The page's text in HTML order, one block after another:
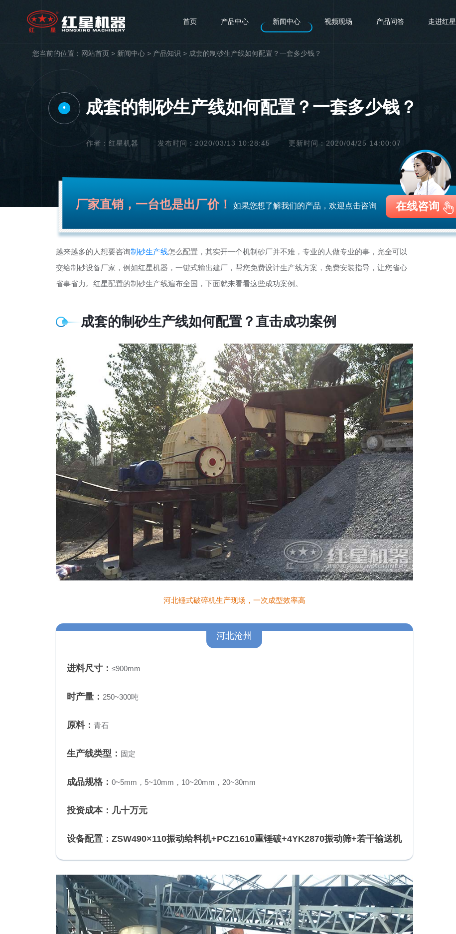
首页 产品中心 新闻中心 视频现场 产品问答 走进红星
您当前的位置： 网站首页 > 新闻中心 > 产品知识 > 成套的制砂生产线如何配置？一套多少钱？
• 成套的制砂生产线如何配置？一套多少钱？
作者：红星机器 发布时间：2020/03/13 10:28:45 更新时间：2020/04/25 14:00:07
厂家直销，一台也是出厂价！ 如果您想了解我们的产品，欢迎点击咨询 在线咨询
越来越多的人想要咨询制砂生产线怎么配置，其实开一个机制砂厂并不难，专业的人做专业的事，完全可以
交给制砂设备厂家，例如红星机器，一键式输出建厂，帮您免费设计生产线方案，免费安装指导，让您省心
省事省力。红星配置的制砂生产线遍布全国，下面就来看看这些成功案例。
成套的制砂生产线如何配置？直击成功案例
河北锤式破碎机生产现场，一次成型效率高
河北沧州
进料尺寸： ≤900mm
时产量： 250~300吨
原料： 青石
生产线类型： 固定
成品规格： 0~5mm，5~10mm，10~20mm，20~30mm
投资成本： 几十万元
设备配置：ZSW490×110振动给料机+PCZ1610重锤破+4YK2870振动筛+若干输送机